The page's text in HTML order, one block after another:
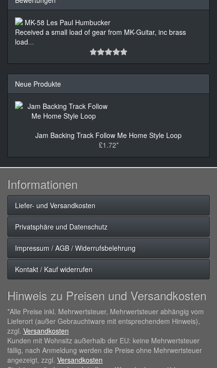
Received a small load of gear from MK-Guitar, inc brass
load...
Neue Produkte
Jam Backing Track Follow Me Home Style Loop
£1.72*
Informationen
Liefer- und Versandkosten
Privatsphäre und Datenschutz
Impressum / AGB / Widerrufsbelehrung
Kontakt / Kauf widerrufen
Hinweis zu Preisen und Versandkosten
*Alle Preise inkl. Mehrwertsteuer, Mehrwertsteuer abhängig vom
Lieferort (außer Gebrauchtware mit entsprechendem Hinweis),
zzgl. Versandkosten
Kunden mit Wohnsitz außerhalb der EU: keine Mehrwertsteuer
fällig, nach Anmeldung werden die Preise ohne Mehrwertsteuer
angezeigt, zzgl. Versandkosten